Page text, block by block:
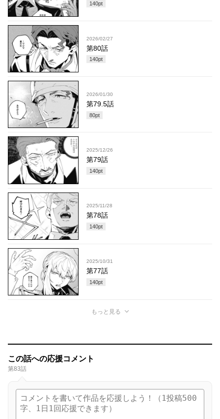
140pt
2026/02/27
第80話
140pt
2026/01/30
第79.5話
80pt
2025/12/26
第79話
140pt
2025/11/28
第78話
140pt
2025/10/31
第77話
140pt
もっと見る
この話への応援コメント
第83話